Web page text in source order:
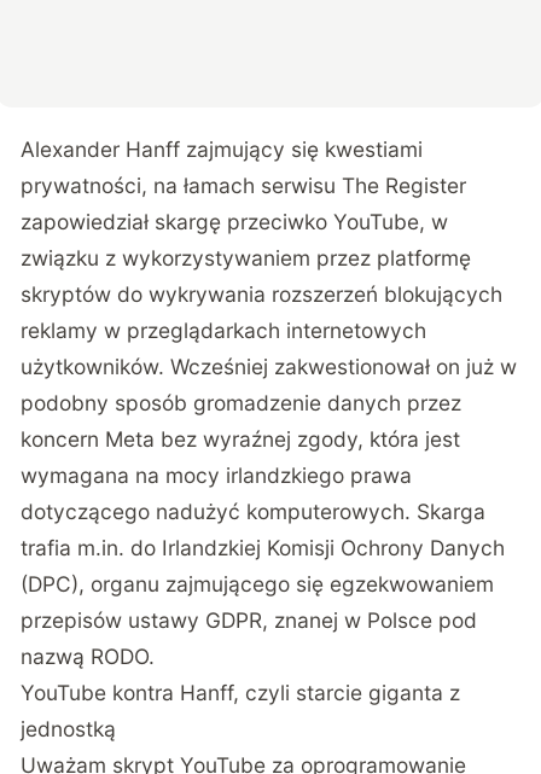
Alexander Hanff zajmujący się kwestiami
prywatności, na łamach serwisu The Register
zapowiedział skargę przeciwko YouTube, w
związku z wykorzystywaniem przez platformę
skryptów do wykrywania rozszerzeń blokujących
reklamy w przeglądarkach internetowych
użytkowników. Wcześniej zakwestionował on już w
podobny sposób gromadzenie danych przez
koncern Meta bez wyraźnej zgody, która jest
wymagana na mocy irlandzkiego prawa
dotyczącego nadużyć komputerowych. Skarga
trafia m.in. do Irlandzkiej Komisji Ochrony Danych
(DPC), organu zajmującego się egzekwowaniem
przepisów ustawy GDPR, znanej w Polsce pod
nazwą RODO.
YouTube kontra Hanff, czyli starcie giganta z
jednostką
Uważam skrypt YouTube za oprogramowanie